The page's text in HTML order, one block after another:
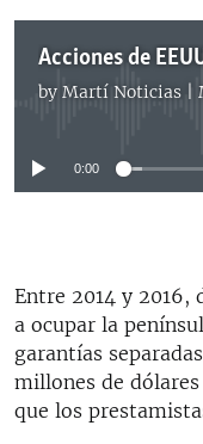
by Martí Noticias |
No media
0:00
Entre 2014 y 2016,
a ocupar la
garantías
millones de
que los